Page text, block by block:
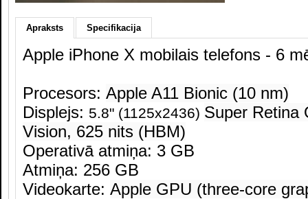
Apraksts Specifikacija
Apple iPhone X mobilais telefons - 6
Procesors: Apple A11 Bionic (10 nm)
Displejs: 5.8" (1125x2436) Super Retina
Vision, 625 nits (HBM)
Operativā atmiņa: 3 GB
Atmiņa: 256 GB
Videokarte: Apple GPU (three-core